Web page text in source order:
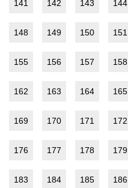
141 142 143 144
148 149 150 151
155 156 157 158
162 163 164 165
169 170 171 172
176 177 178 179
183 184 185 186